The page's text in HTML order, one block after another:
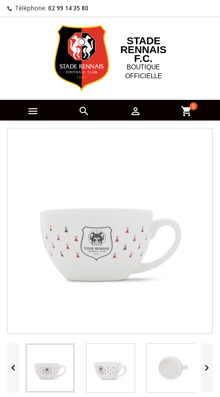
Téléphone: 02 99 14 35 80
STADE
RENNAIS
F.C.
BOUTIQUE
OFFICIELLE
   shopping_cart0
 